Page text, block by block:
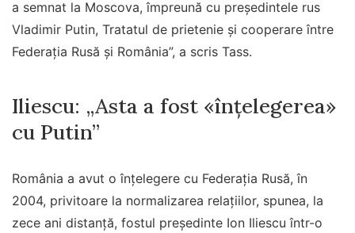
a semnat la Moscova, împreună cu președintele rus
Vladimir Putin, Tratatul de prietenie și cooperare între
Federația Rusă și România”, a scris Tass.
Iliescu: „Asta a fost «înțelegerea»
cu Putin”
România a avut o înțelegere cu Federația Rusă, în
2004, privitoare la normalizarea relațiilor, spunea, la
zece ani distanță, fostul președinte Ion Iliescu într-o